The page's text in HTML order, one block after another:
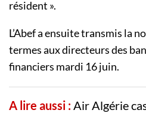
résident ».
L’Abef a ensuite transmis la
termes aux directeurs des
financiers mardi 16 juin.
A lire aussi :Air Algérie